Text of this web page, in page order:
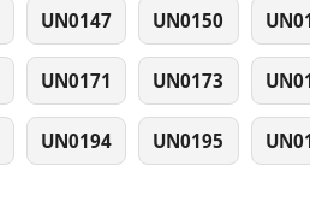
UN0147 UN0150
UN0171 UN0173
UN0194 UN0195